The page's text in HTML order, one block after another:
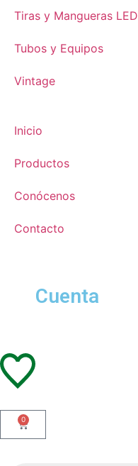
Tiras y Mangueras LED
Tubos y Equipos
Vintage
Inicio
Productos
Conócenos
Contacto
Cuenta
0